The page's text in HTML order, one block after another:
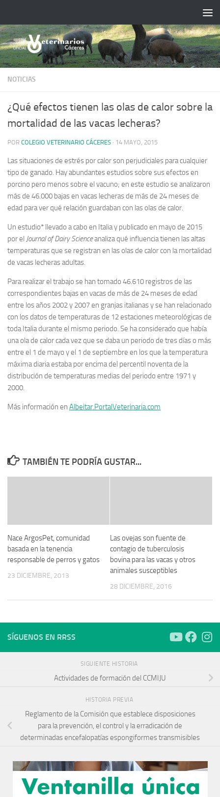
NOTICIAS
¿Qué efectos tienen las olas de calor sobre la
mortalidad de las vacas lecheras?
POR COLEGIO VETERINARIO CÁCERES · 14 MAYO, 2015
Las situaciones de estrés por calor son perjudiciales para cualquier
tipo de ganado. Hay abundantes estudios sobre sus efectos en
porcino pero menos sobre el vacuno; en este estudio se analizaron
más de 46.000 bajas en vacas lecheras de más de 24 meses de
edad para ver qué relación guardaban con las olas de calor.
Un estudio* llevado a cabo en Italia y publicado en mayo de 2015
por el Journal of Dairy Scienceanaliza qué influencia tienen las altas
temperaturas que se registran en las olas de calor con la mortalidad
de vacas lecheras adultas.
Para realizar el trabajo se han tomado 46.610 registros de las
correspondientes bajas en vacas de más de 24 meses de edad
entre los años 2002 y 2007 en granjas italianas y se han relacionado
con los datos de temperaturas de 12 estaciones meteorológicas de
toda Italia durante el mismo periodo. Se ha considerado que había
una ola de calor cada vez que se daba un periodo de tres días o más
entre el 1 de mayo y el 1 de septiembre en los que la temperatura
máxima diaria estaba por encima del percentil noventa de la
distribución de temperaturas medias del periodo entre 1971 y
2000.
Más información en Albeitar.PortalVeterinaria.com
TAMBIÉN TE PODRÍA GUSTAR...
Nace ArgosPet, comunidad
basada en la tenencia
responsable de perros y gatos
23 DICIEMBRE, 2013
Las ovejas son fuente de
contagio de tuberculosis
bovina para las vacas y otros
animales susceptibles
28 DICIEMBRE, 2016
SÍGUENOS EN RRSS
SIGUIENTE HISTORIA
Actividades de formación del CCMIJU
HISTORIA PREVIA
Reglamento de la Comisión que establece disposiciones
para la prevención, el control y la erradicación de
determinadas encefalopatías espongiformes transmisibles